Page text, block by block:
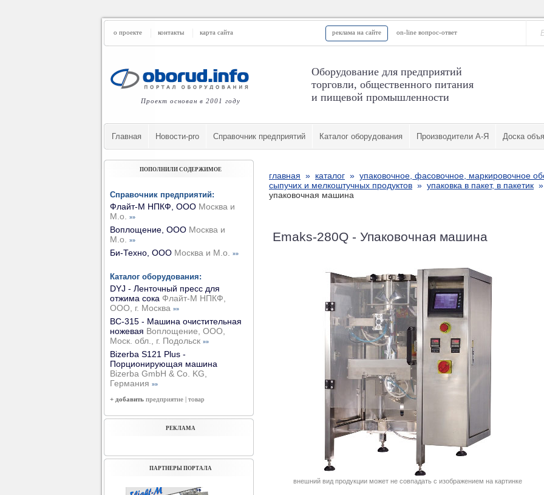
о проекте контакты карта сайта реклама на сайте on-line вопрос-ответ
Проект основан в 2001 году
Оборудование для предприятий
торговли, общественного питания
и пищевой промышленности
Главная Новости-pro Cправочник предприятий Каталог оборудования Производители А-Я Доска
главная » каталог » упаковочное, фасовочное, маркировочное
сыпучих и мелкоштучных продуктов » упаковка в пакет, в пакетик
упаковочная машина
Emaks-280Q - Упаковочная машина
внешний вид продукции может не совпадать с изображением на картинке
ПОПОЛНИЛИ СОДЕРЖИМОЕ
Справочник предприятий:
Флайт-М НПКФ, ООО Москва и
М.о.
»»
Воплощение, ООО Москва и
М.о.
»»
Би-Техно, ООО Москва и М.о. »»
Каталог оборудования:
DYJ - Ленточный пресс для
отжима сока Флайт-М НПКФ,
ООО, г. Москва »»
ВС-315 - Машина очистительная
ножевая Воплощение, ООО,
Моск. обл., г. Подольск »»
Bizerba S121 Plus -
Порционирующая машина
Bizerba GmbH & Co. KG,
Германия »»
+ добавить предприятие | товар
РЕКЛАМА
ПАРТНЕРЫ ПОРТАЛА